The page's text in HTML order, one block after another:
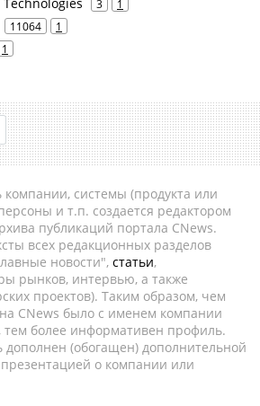
3 1
11064 1
1
системы (продукта или
и т.п. создается редактором
публикаций портала CNews.
всех редакционных разделов
новости", статьи,
рынков, интервью, а также
проектов). Таким образом, чем
CNews было с именем компании
тем более информативен профиль.
(обогащен) дополнительной
о компании или